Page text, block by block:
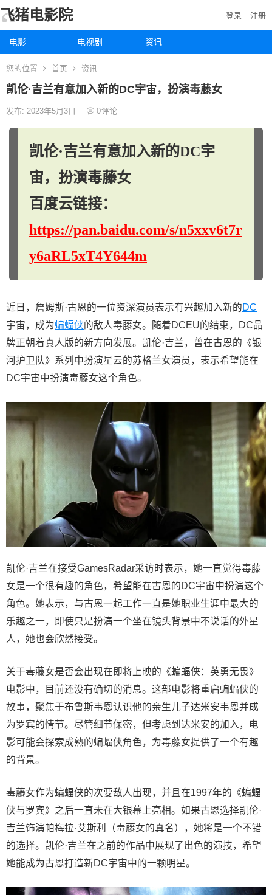
飞猪电影院
电影 电视剧 资讯
登录 注册
您的位置 首页 资讯
凯伦·吉兰有意加入新的DC宇宙，扮演毒藤女
发布: 2023年5月3日 0评论
凯伦·吉兰有意加入新的DC宇
宙，扮演毒藤女
百度云链接：
https://pan.baidu.com/s/n5xxv6t7r
y6aRL5xT4Y644m
近日，詹姆斯·古恩的一位资深演员表示有兴趣加入新的DC
宇宙，成为蝙蝠侠的敌人毒藤女。随着DCEU的结束，DC品
牌正朝着真人版的新方向发展。凯伦·吉兰，曾在古恩的《银
河护卫队》系列中扮演星云的苏格兰女演员，表示希望能在
DC宇宙中扮演毒藤女这个角色。
凯伦·吉兰在接受GamesRadar采访时表示，她一直觉得毒藤
女是一个很有趣的角色，希望能在古恩的DC宇宙中扮演这个
角色。她表示，与古恩一起工作一直是她职业生涯中最大的
乐趣之一，即使只是扮演一个坐在镜头背景中不说话的外星
人，她也会欣然接受。
关于毒藤女是否会出现在即将上映的《蝙蝠侠：英勇无畏》
电影中，目前还没有确切的消息。这部电影将重启蝙蝠侠的
故事，聚焦于布鲁斯韦恩认识他的亲生儿子达米安韦恩并成
为罗宾的情节。尽管细节保密，但考虑到达米安的加入，电
影可能会探索成熟的蝙蝠侠角色，为毒藤女提供了一个有趣
的背景。
毒藤女作为蝙蝠侠的次要敌人出现，并且在1997年的《蝙蝠
侠与罗宾》之后一直未在大银幕上亮相。如果古恩选择凯伦·
吉兰饰演帕梅拉·艾斯利（毒藤女的真名），她将是一个不错
的选择。凯伦·吉兰在之前的作品中展现了出色的演技，希望
她能成为古恩打造新DC宇宙中的一颗明星。